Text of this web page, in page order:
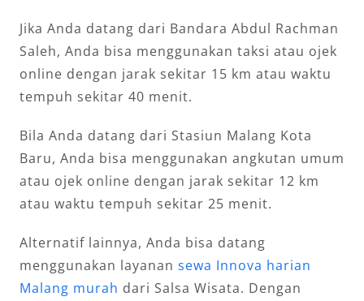
Jika Anda datang dari Bandara Abdul Rachman
Saleh, Anda bisa menggunakan taksi atau ojek
online dengan jarak sekitar 15 km atau waktu
tempuh sekitar 40 menit.
Bila Anda datang dari Stasiun Malang Kota
Baru, Anda bisa menggunakan angkutan umum
atau ojek online dengan jarak sekitar 12 km
atau waktu tempuh sekitar 25 menit.
Alternatif lainnya, Anda bisa datang
menggunakan layanan sewa Innova harian
Malang murah dari Salsa Wisata. Dengan